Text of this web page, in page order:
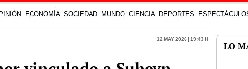
ECONOMÍA SOCIEDAD MUNDO CIENCIA DEPORTES
12 May 2026 | 19:43 h
LO